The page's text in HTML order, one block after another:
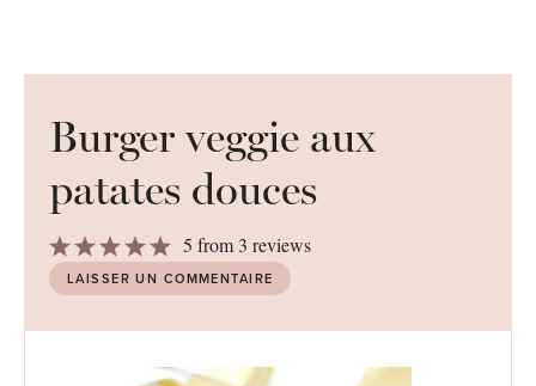
Burger veggie aux
patates douces
5
Stars
4
Stars
3
Stars
2
Stars
1
Star
5 from 3 reviews
LAISSER UN COMMENTAIRE